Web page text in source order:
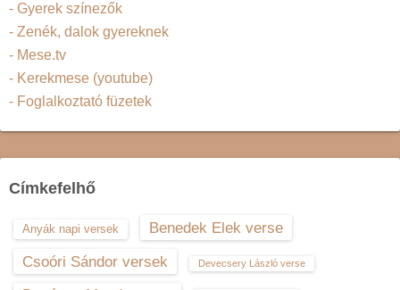
- Gyerek színezők
- Zenék, dalok gyereknek
- Mese.tv
- Kerekmese (youtube)
- Foglalkoztató füzetek
Címkefelhő
Anyák napi versek
Benedek Elek verse
Csoóri Sándor versek
Devecsery László verse